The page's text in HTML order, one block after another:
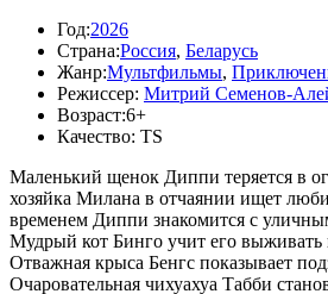
Год:2026
Страна:Россия, Беларусь
Жанр:Мультфильмы,
Режиссер: Митрий Семенов-
Возраст:6+
Качество: TS
Маленький щенок Диппи теряется в
хозяйка Милана в отчаянии ищет
временем Диппи знакомится с
Мудрый кот Бинго учит его выживать
Отважная крыса Бенгс показывает
Очаровательная чихуахуа Табби